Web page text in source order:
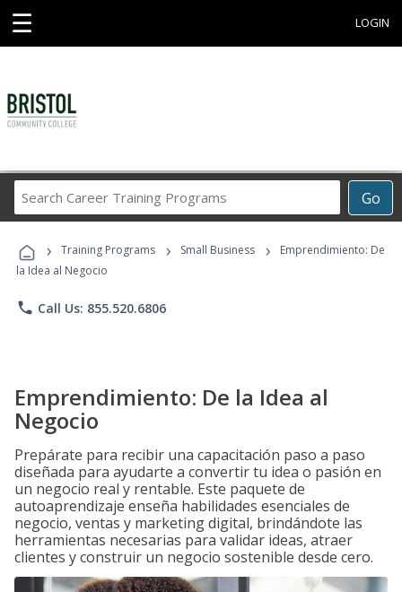
☰ LOGIN
Go
Career
Programs
› Training Programs › Small Business ›
Emprendimiento: De
la Idea al Negocio
phone Call Us: 855.520.6806
Emprendimiento: De la Idea al
Negocio
Prepárate para recibir una capacitación paso a paso
diseñada para ayudarte a convertir tu idea o pasión en
un negocio real y rentable. Este paquete de
autoaprendizaje enseña habilidades esenciales de
negocio, ventas y marketing digital, brindándote las
herramientas necesarias para validar ideas, atraer
clientes y construir un negocio sostenible desde cero.